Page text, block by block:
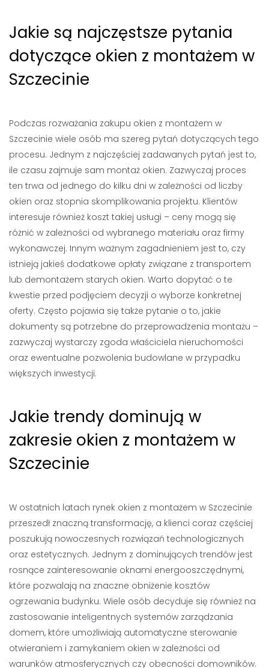
Jakie są najczęstsze pytania
dotyczące okien z montażem w
Szczecinie
Podczas rozważania zakupu okien z montażem w
Szczecinie wiele osób ma szereg pytań dotyczących tego
procesu. Jednym z najczęściej zadawanych pytań jest to,
ile czasu zajmuje sam montaż okien. Zazwyczaj proces
ten trwa od jednego do kilku dni w zależności od liczby
okien oraz stopnia skomplikowania projektu. Klientów
interesuje również koszt takiej usługi – ceny mogą się
różnić w zależności od wybranego materiału oraz firmy
wykonawczej. Innym ważnym zagadnieniem jest to, czy
istnieją jakieś dodatkowe opłaty związane z transportem
lub demontażem starych okien. Warto dopytać o te
kwestie przed podjęciem decyzji o wyborze konkretnej
oferty. Często pojawia się także pytanie o to, jakie
dokumenty są potrzebne do przeprowadzenia montażu –
zazwyczaj wystarczy zgoda właściciela nieruchomości
oraz ewentualne pozwolenia budowlane w przypadku
większych inwestycji.
Jakie trendy dominują w
zakresie okien z montażem w
Szczecinie
W ostatnich latach rynek okien z montażem w Szczecinie
przeszedł znaczną transformację, a klienci coraz częściej
poszukują nowoczesnych rozwiązań technologicznych
oraz estetycznych. Jednym z dominujących trendów jest
rosnące zainteresowanie oknami energooszczędnymi,
które pozwalają na znaczne obniżenie kosztów
ogrzewania budynku. Wiele osób decyduje się również na
zastosowanie inteligentnych systemów zarządzania
domem, które umożliwiają automatyczne sterowanie
otwieraniem i zamykaniem okien w zależności od
warunków atmosferycznych czy obecności domowników.